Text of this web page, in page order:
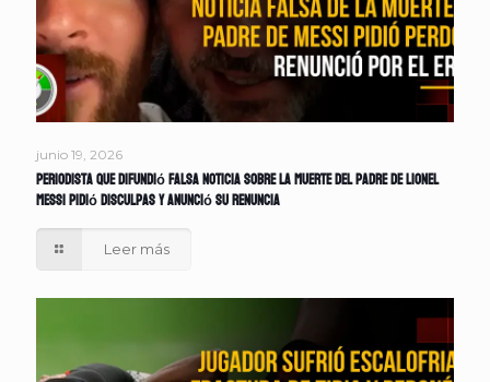
junio 19, 2026
Periodista que difundió falsa noticia sobre la muerte del padre de Lionel
Messi pidió disculpas y anunció su renuncia
Leer más